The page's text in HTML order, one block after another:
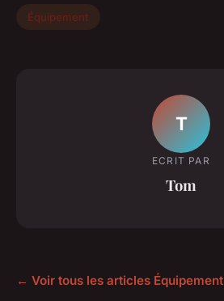
Équipement
T
ECRIT PAR
Tom
← Voir tous les articles Équipement